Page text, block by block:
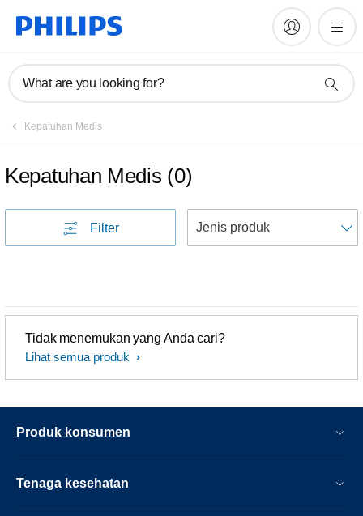
What are you looking for?
Kepatuhan Medis
Kepatuhan Medis (0)
Filter
Tidak menemukan yang Anda cari?
Lihat semua produk
Produk konsumen
Tenaga kesehatan